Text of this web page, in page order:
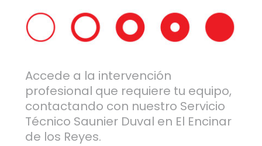
Accede a la intervención
profesional que requiere tu equipo,
contactando con nuestro Servicio
Técnico Saunier Duval en El Encinar
de los Reyes.